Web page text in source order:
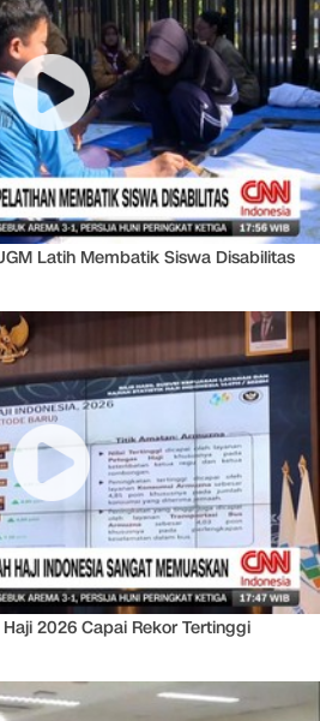
Latih Membatik Siswa Disabilitas
2026 Capai Rekor Tertinggi